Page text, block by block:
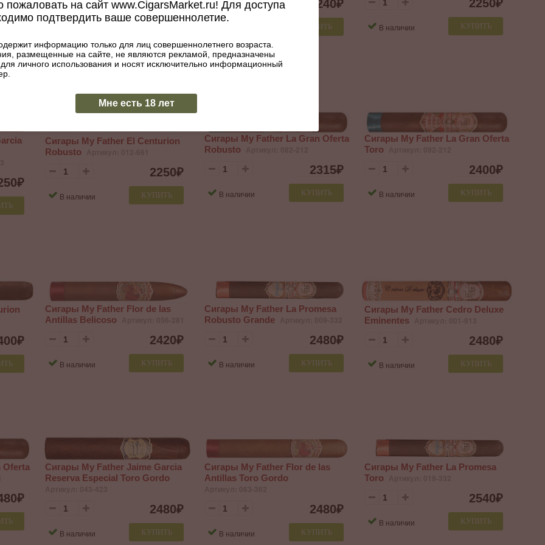
₽
КУПИТЬ
В наличии
2240₽
КУПИТЬ
2250₽
КУПИТЬ
В наличии
₽
Сигары My Father El Centurion
Robusto
2250₽
КУПИТЬ
В наличии
Сигары My Father La Gran Oferta
Robusto
2315₽
КУПИТЬ
В наличии
Сигары My Father La Gran Oferta
Toro
2400₽
КУПИТЬ
В наличии
₽
Сигары My Father Flor de las
Antillas Belicoso
2420₽
КУПИТЬ
В наличии
Сигары My Father La Promesa
Robusto Grande
2480₽
КУПИТЬ
В наличии
Сигары My Father Cedro Deluxe
Eminentes
2480₽
КУПИТЬ
В наличии
Oferta
₽
Сигары My Father Jaime Garcia
Reserva Especial Toro Gordo
2480₽
КУПИТЬ
В наличии
Сигары My Father Flor de las
Antillas Toro Gordo
2480₽
КУПИТЬ
В наличии
Сигары My Father La Promesa
Toro
2540₽
КУПИТЬ
В наличии
пожаловать на сайт www.CigarsMarket.ru! Для доступа
подтвердить ваше совершеннолетие.
информацию только для лиц совершеннолетнего возраста.
размещенные на сайте, не являются рекламой, предназначены
для личного использования и носят исключительно информационный
Мне есть 18 лет